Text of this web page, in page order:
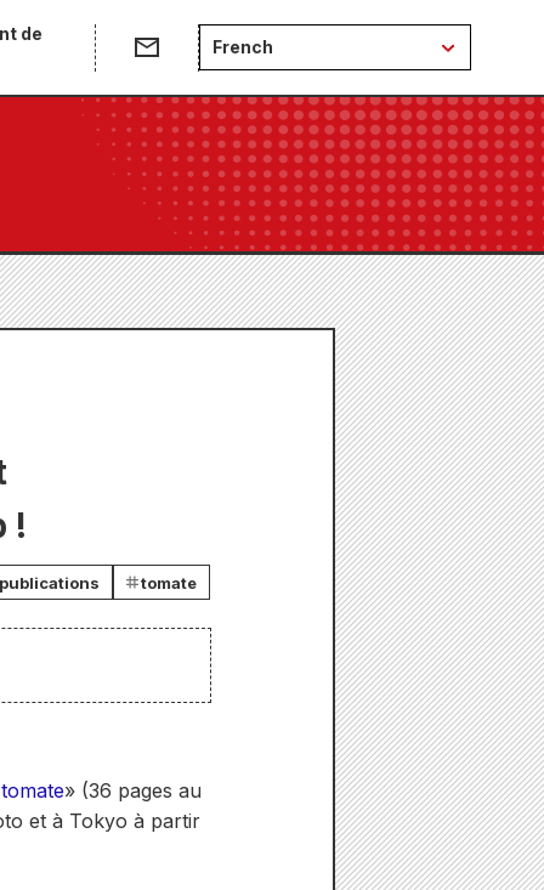
de
French
!
tomate
tomate» (36 pages au
et à Tokyo à partir